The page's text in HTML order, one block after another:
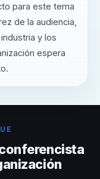
para este tema
de la audiencia,
y los
espera